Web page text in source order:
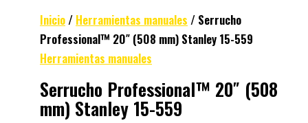
Inicio/ Herramientas manuales / Serrucho
Professional™ 20″ (508 mm) Stanley 15-559
Herramientas manuales
Serrucho Professional™ 20″ (508
mm) Stanley 15-559